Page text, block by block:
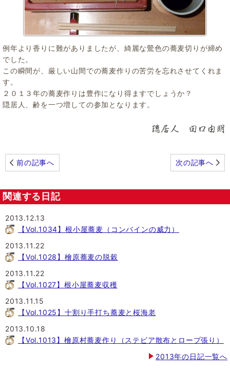
例年より香りに難がありましたが、綺麗な鶯色の蕎麦切りが締め
でした。
この瞬間が、厳しい山間での蕎麦作りの苦労を忘れさせてくれま
す。
２０１３年の蕎麦作りは豊作になり得ますでしょうか？
隠居人、齢を一つ増しての参加となります。
前の記事へ 次の記事へ
関連する日記
2013.12.13
【Vol.1034】根小屋蕎麦（コンバインの威力）
2013.11.22
【Vol.1028】檜原蕎麦の脱穀
2013.11.22
【Vol.1027】根小屋蕎麦収穫
2013.11.15
【Vol.1025】十割り手打ち蕎麦と桜海老
2013.10.18
【Vol.1013】檜原村蕎麦作り（ステビア散布とロープ張り）
2013年の日記一覧へ